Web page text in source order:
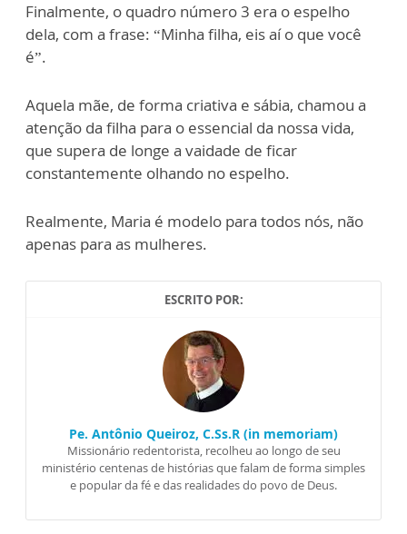
Finalmente, o quadro número 3 era o espelho
dela, com a frase: “Minha filha, eis aí o que você
é”.
Aquela mãe, de forma criativa e sábia, chamou a
atenção da filha para o essencial da nossa vida,
que supera de longe a vaidade de ficar
constantemente olhando no espelho.
Realmente, Maria é modelo para todos nós, não
apenas para as mulheres.
ESCRITO POR:
Pe. Antônio Queiroz, C.Ss.R (in memoriam)
Missionário redentorista, recolheu ao longo de seu
ministério centenas de histórias que falam de forma simples
e popular da fé e das realidades do povo de Deus.